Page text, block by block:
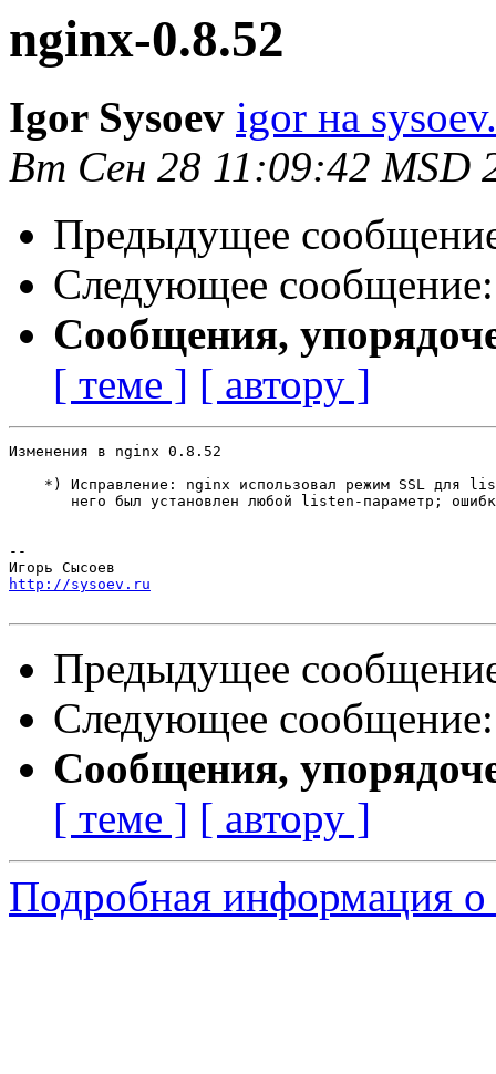
nginx-0.8.52
Igor Sysoev igor на
Вт Сен 28 11:09:42 MSD
Предыдущее
Следующее
Сообщения,
[ теме ] [ автору ]
Изменения в nginx 0.8.52
*) Исправление: nginx использовал режим SSL для
него был установлен любой listen-параметр;
--
http://sysoev.ru
Предыдущее
Следующее
Сообщения,
[ теме ] [ автору ]
Подробная информация